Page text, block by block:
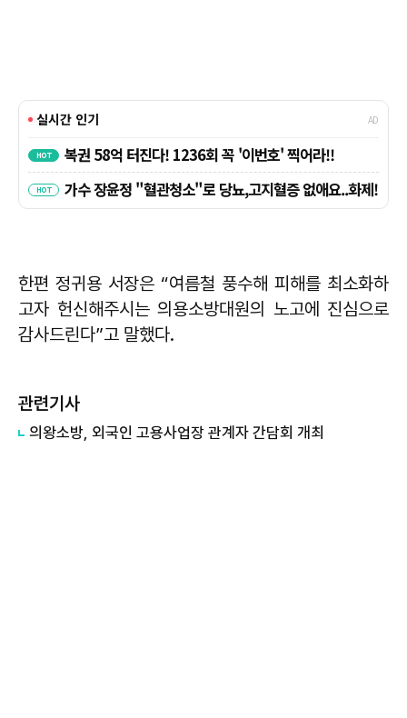
한편 정귀용 서장은 “여름철 풍수해 피해를 최소화하
고자 헌신해주시는 의용소방대원의 노고에 진심으로
감사드린다”고 말했다.
관련기사
의왕소방, 외국인 고용사업장 관계자 간담회 개최